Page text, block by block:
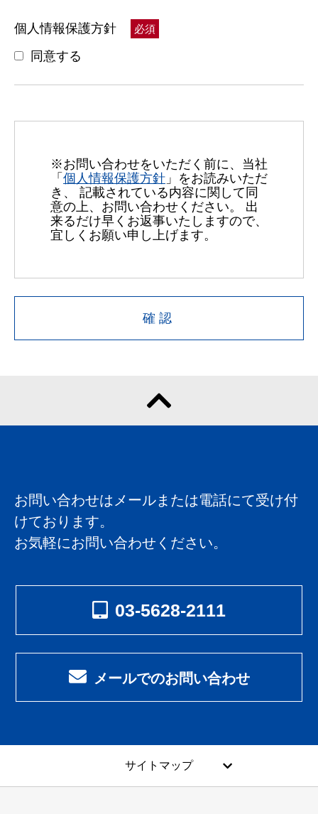
個人情報保護方針 必須
同意する
※お問い合わせをいただく前に、当社
「 個人情報保護方針 」をお読みいただ
き、 記載されている内容に関して同
意の上、お問い合わせください。 出
来るだけ早くお返事いたしますので、
宜しくお願い申し上げます。
お問い合わせはメールまたは電話にて受け付
けております。
お気軽にお問い合わせください。
03-5628-2111
メールでのお問い合わせ
サイトマップ